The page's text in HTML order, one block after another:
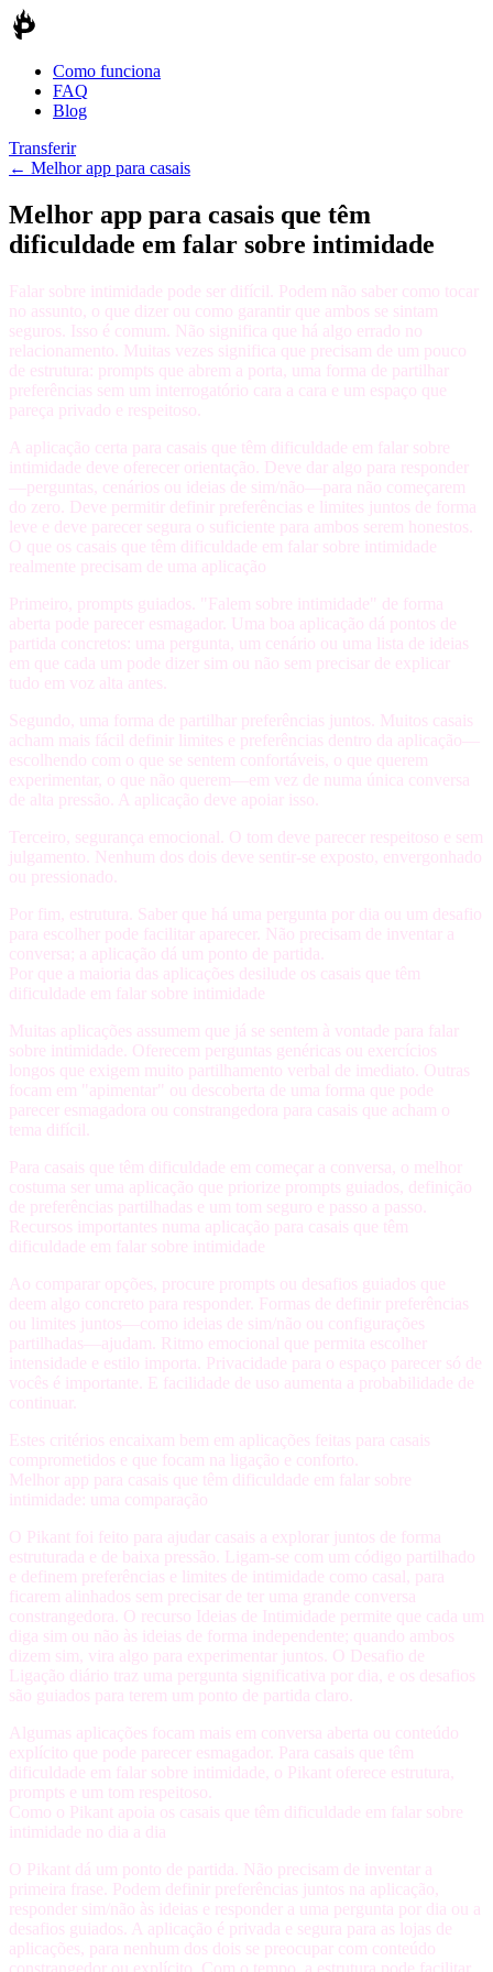
Como funciona
FAQ
Blog
Transferir
← Melhor app para casais
Melhor app para casais que têm
dificuldade em falar sobre intimidade
Falar sobre intimidade pode ser difícil. Podem não saber como tocar
no assunto, o que dizer ou como garantir que ambos se sintam
seguros. Isso é comum. Não significa que há algo errado no
relacionamento. Muitas vezes significa que precisam de um pouco
de estrutura: prompts que abrem a porta, uma forma de partilhar
preferências sem um interrogatório cara a cara e um espaço que
pareça privado e respeitoso.
A aplicação certa para casais que têm dificuldade em falar sobre
intimidade deve oferecer orientação. Deve dar algo para responder
—perguntas, cenários ou ideias de sim/não—para não começarem
do zero. Deve permitir definir preferências e limites juntos de forma
leve e deve parecer segura o suficiente para ambos serem honestos.
O que os casais que têm dificuldade em falar sobre intimidade
realmente precisam de uma aplicação
Primeiro, prompts guiados . "Falem sobre intimidade" de forma
aberta pode parecer esmagador. Uma boa aplicação dá pontos de
partida concretos: uma pergunta, um cenário ou uma lista de ideias
em que cada um pode dizer sim ou não sem precisar de explicar
tudo em voz alta antes.
Segundo, uma forma de partilhar preferências juntos . Muitos casais
acham mais fácil definir limites e preferências dentro da aplicação—
escolhendo com o que se sentem confortáveis, o que querem
experimentar, o que não querem—em vez de numa única conversa
de alta pressão. A aplicação deve apoiar isso.
Terceiro, segurança emocional . O tom deve parecer respeitoso e sem
julgamento. Nenhum dos dois deve sentir-se exposto, envergonhado
ou pressionado.
Por fim, estrutura . Saber que há uma pergunta por dia ou um desafio
para escolher pode facilitar aparecer. Não precisam de inventar a
conversa; a aplicação dá um ponto de partida.
Por que a maioria das aplicações desilude os casais que têm
dificuldade em falar sobre intimidade
Muitas aplicações assumem que já se sentem à vontade para falar
sobre intimidade. Oferecem perguntas genéricas ou exercícios
longos que exigem muito partilhamento verbal de imediato. Outras
focam em "apimentar" ou descoberta de uma forma que pode
parecer esmagadora ou constrangedora para casais que acham o
tema difícil.
Para casais que têm dificuldade em começar a conversa, o melhor
costuma ser uma aplicação que priorize prompts guiados, definição
de preferências partilhadas e um tom seguro e passo a passo.
Recursos importantes numa aplicação para casais que têm
dificuldade em falar sobre intimidade
Ao comparar opções, procure prompts ou desafios guiados que
deem algo concreto para responder. Formas de definir preferências
ou limites juntos—como ideias de sim/não ou configurações
partilhadas—ajudam.
Ritmo emocional que permita escolher
intensidade e estilo importa.
Privacidade para o espaço parecer só de
vocês é importante. E facilidade de uso aumenta a probabilidade de
continuar.
Estes critérios encaixam bem em aplicações feitas para casais
comprometidos e que focam na ligação e conforto.
Melhor app para casais que têm dificuldade em falar sobre
intimidade: uma comparação
O Pikant foi feito para ajudar casais a explorar juntos de forma
estruturada e de baixa pressão. Ligam-se com um código partilhado
e definem preferências e limites de intimidade como casal, para
ficarem alinhados sem precisar de ter uma grande conversa
constrangedora. O recurso Ideias de Intimidade permite que cada um
diga sim ou não às ideias de forma independente; quando ambos
dizem sim, vira algo para experimentar juntos. O Desafio de
Ligação diário traz uma pergunta significativa por dia, e os desafios
são guiados para terem um ponto de partida claro.
Algumas aplicações focam mais em conversa aberta ou conteúdo
explícito que pode parecer esmagador. Para casais que têm
dificuldade em falar sobre intimidade, o Pikant oferece estrutura,
prompts e um tom respeitoso.
Como o Pikant apoia os casais que têm dificuldade em falar sobre
intimidade no dia a dia
O Pikant dá um ponto de partida. Não precisam de inventar a
primeira frase. Podem definir preferências juntos na aplicação,
responder sim/não às ideias e responder a uma pergunta por dia ou a
desafios guiados. A aplicação é privada e segura para as lojas de
aplicações, para nenhum dos dois se preocupar com conteúdo
constrangedor ou explícito. Com o tempo, a estrutura pode facilitar